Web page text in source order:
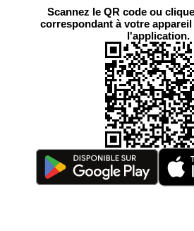
Scannez le QR code ou
correspondant à votre
l'application.